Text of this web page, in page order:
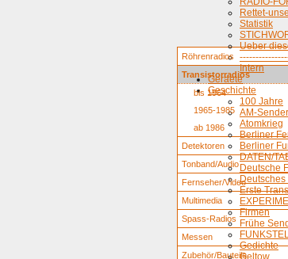
Rettet-
Statistik
Ueber
Intern
Geraete
Geschichte
100 Jahre
AM-
Atomkrieg
Berliner
Berliner
DATEN/
Deutsche
Erste
Firmen
Frühe
Gedichte
Geltow
Röhrenradios
Transistorradios
bis 1964
1965-1985
ab 1986
Detektoren
Tonband/Audio
Fernseher/Video
Multimedia
Spass-Radios
Messen
Zubehör/Bauteile